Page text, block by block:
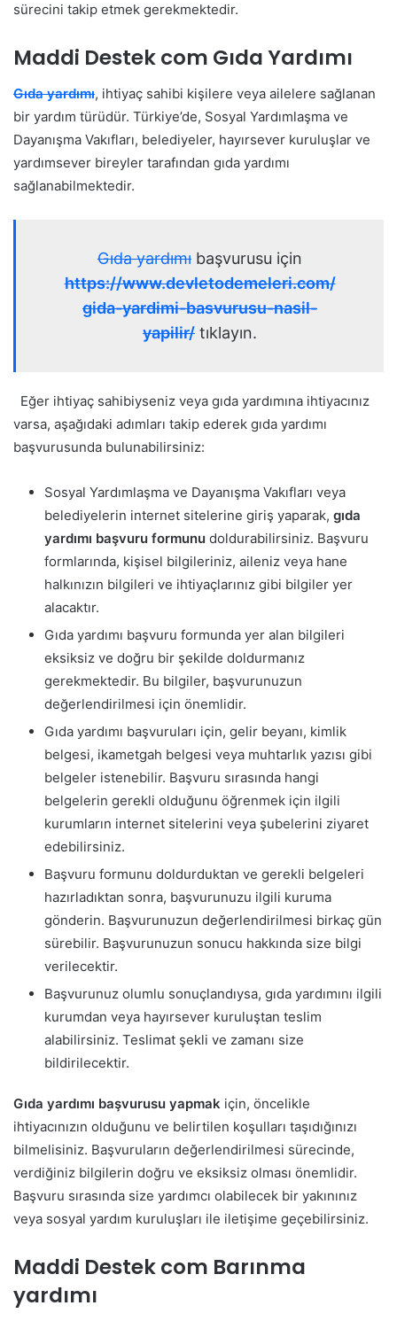
sürecini takip etmek gerekmektedir.
Maddi Destek com Gıda Yardımı
Gıda yardımı, ihtiyaç sahibi kişilere veya ailelere sağlanan
bir yardım türüdür. Türkiye’de, Sosyal Yardımlaşma ve
Dayanışma Vakıfları, belediyeler, hayırsever kuruluşlar ve
yardımsever bireyler tarafından gıda yardımı
sağlanabilmektedir.
Gıda yardımı başvurusu için
https://www.devletodemeleri.com/
gida-yardimi-basvurusu-nasil-
yapilir/ tıklayın.
Eğer ihtiyaç sahibiyseniz veya gıda yardımına ihtiyacınız
varsa, aşağıdaki adımları takip ederek gıda yardımı
başvurusunda bulunabilirsiniz:
Sosyal Yardımlaşma ve Dayanışma Vakıfları veya
belediyelerin internet sitelerine giriş yaparak, gıda
yardımı başvuru formunu doldurabilirsiniz. Başvuru
formlarında, kişisel bilgileriniz, aileniz veya hane
halkınızın bilgileri ve ihtiyaçlarınız gibi bilgiler yer
alacaktır.
Gıda yardımı başvuru formunda yer alan bilgileri
eksiksiz ve doğru bir şekilde doldurmanız
gerekmektedir. Bu bilgiler, başvurunuzun
değerlendirilmesi için önemlidir.
Gıda yardımı başvuruları için, gelir beyanı, kimlik
belgesi, ikametgah belgesi veya muhtarlık yazısı gibi
belgeler istenebilir. Başvuru sırasında hangi
belgelerin gerekli olduğunu öğrenmek için ilgili
kurumların internet sitelerini veya şubelerini ziyaret
edebilirsiniz.
Başvuru formunu doldurduktan ve gerekli belgeleri
hazırladıktan sonra, başvurunuzu ilgili kuruma
gönderin. Başvurunuzun değerlendirilmesi birkaç gün
sürebilir. Başvurunuzun sonucu hakkında size bilgi
verilecektir.
Başvurunuz olumlu sonuçlandıysa, gıda yardımını ilgili
kurumdan veya hayırsever kuruluştan teslim
alabilirsiniz. Teslimat şekli ve zamanı size
bildirilecektir.
Gıda yardımı başvurusu yapmak için, öncelikle
ihtiyacınızın olduğunu ve belirtilen koşulları taşıdığınızı
bilmelisiniz. Başvuruların değerlendirilmesi sürecinde,
verdiğiniz bilgilerin doğru ve eksiksiz olması önemlidir.
Başvuru sırasında size yardımcı olabilecek bir yakınınız
veya sosyal yardım kuruluşları ile iletişime geçebilirsiniz.
Maddi Destek com Barınma
yardımı